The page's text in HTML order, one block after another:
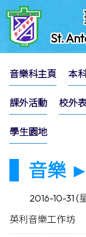
St.
音樂科主頁 本
課外活動 校外
學生園地
音樂
2016-10-31 (
英利音樂工作坊